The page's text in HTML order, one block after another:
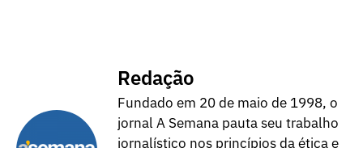
Redação
Fundado em 20 de maio de 1998, o
jornal A Semana pauta seu trabalho
jornalístico nos princípios da ética e